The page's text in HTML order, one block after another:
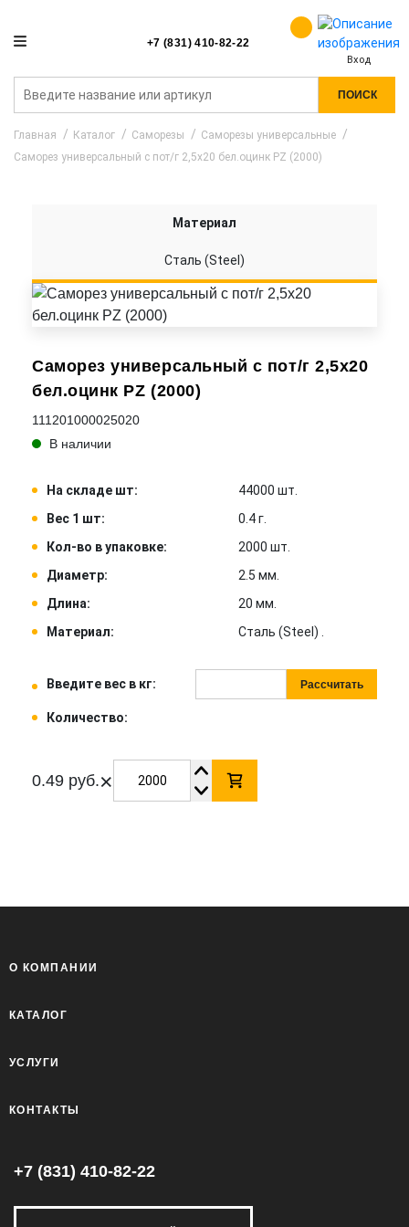
+7 (831) 410-82-22
Вход
ПОИСК
Главная Каталог Саморезы
Саморезы универсальные
Саморез универсальный с пот/г 2,5х20 бел.оцинк PZ (2000)
Саморез универсальный с пот/г 2,5х20
бел.оцинк PZ (2000)
111201000025020
В наличии
На складе шт:
44000 шт.
Вес 1 шт:
0.4 г.
Кол-во в упаковке:
2000 шт.
Диаметр:
2.5 мм.
Длина:
20 мм.
Материал:
Сталь (Steel) .
Введите вес в кг: Рассчитать
Количество:
0.49 руб.×
Материал
Сталь (Steel)
О КОМПАНИИ
КАТАЛОГ
УСЛУГИ
КОНТАКТЫ
+7 (831) 410-82-22